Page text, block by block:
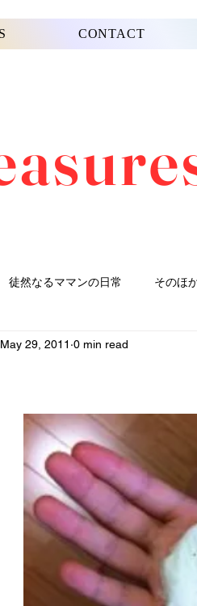
CONTACT
徒然なるママンの日常 そのほ
May 29, 2011 0 min read